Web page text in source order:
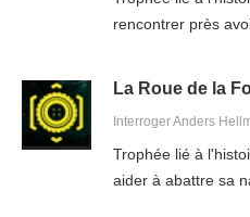
rencontrer près
La Roue de la
Interroger Anders
Trophée lié à
aider à abattre sa